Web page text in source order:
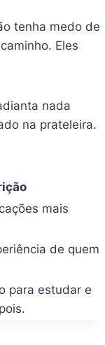
tenha medo de
Eles
nada
na prateleira.
mais
de quem
para estudar e